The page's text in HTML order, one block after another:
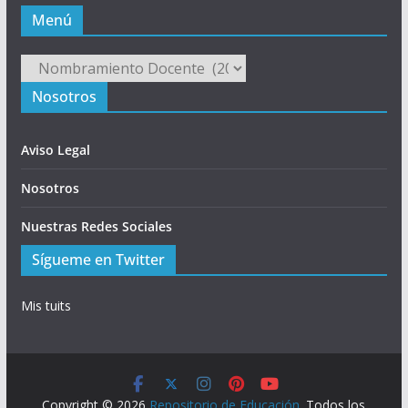
Menú
Menú
Nosotros
Aviso Legal
Nosotros
Nuestras Redes Sociales
Sígueme en Twitter
Mis tuits